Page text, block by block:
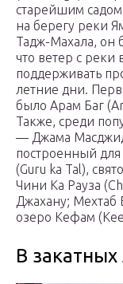
старейшим
на берегу реки
Тадж-Махала, он
что ветер с реки
поддерживать
летние дни.
было Арам Баг
Также, среди
— Джама Масджид
построенный
(Guru ka Tal),
Чини Ка Рауза
Джахану; Мехтаб
озеро Кефам
В закатных